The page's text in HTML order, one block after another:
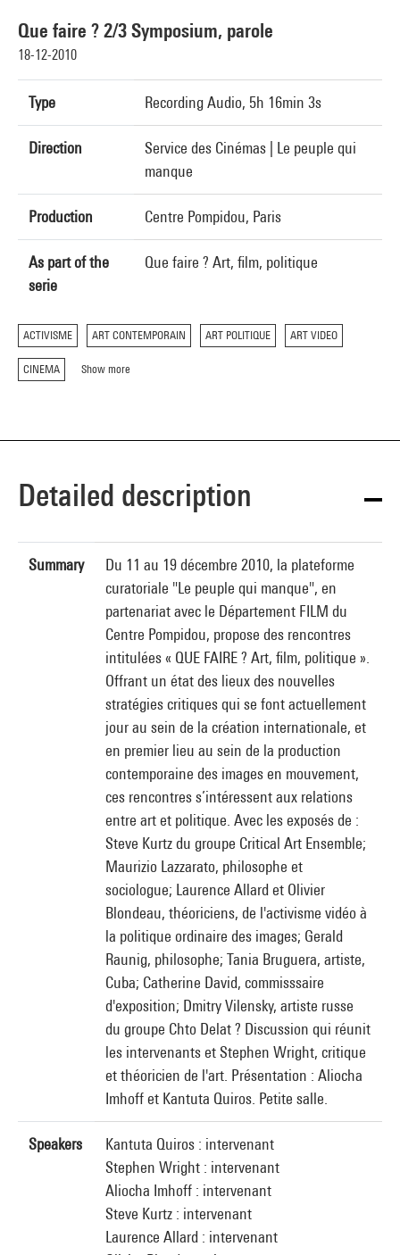
Que faire ? 2/3 Symposium, parole
18-12-2010
Type Recording Audio, 5h 16min 3s
Direction
Service des Cinémas | Le peuple qui
manque
Production Centre Pompidou, Paris
As part of the
serie
Que faire ? Art, film, politique
ACTIVISME ART CONTEMPORAIN ART POLITIQUE ART VIDEO
CINEMA Show more
Detailed description
Summary
Du 11 au 19 décembre 2010, la plateforme
curatoriale "Le peuple qui manque", en
partenariat avec le Département FILM du
Centre Pompidou, propose des rencontres
intitulées « QUE FAIRE ? Art, film, politique ».
Offrant un état des lieux des nouvelles
stratégies critiques qui se font actuellement
jour au sein de la création internationale, et
en premier lieu au sein de la production
contemporaine des images en mouvement,
ces rencontres s’intéressent aux relations
entre art et politique. Avec les exposés de :
Steve Kurtz du groupe Critical Art Ensemble;
Maurizio Lazzarato, philosophe et
sociologue; Laurence Allard et Olivier
Blondeau, théoriciens, de l'activisme vidéo à
la politique ordinaire des images; Gerald
Raunig, philosophe; Tania Bruguera, artiste,
Cuba; Catherine David, commisssaire
d'exposition; Dmitry Vilensky, artiste russe
du groupe Chto Delat ? Discussion qui réunit
les intervenants et Stephen Wright, critique
et théoricien de l'art. Présentation : Aliocha
Imhoff et Kantuta Quiros. Petite salle.
Speakers
Kantuta Quiros : intervenant
Stephen Wright : intervenant
Aliocha Imhoff : intervenant
Steve Kurtz : intervenant
Laurence Allard : intervenant